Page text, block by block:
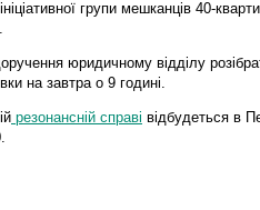
групи мешканців 40-
юридичному відділу
на завтра о 9 годині.
резонансній справі відбудеться в